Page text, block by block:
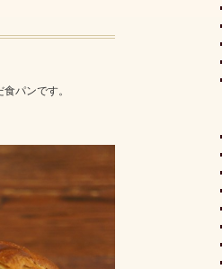
パンです。